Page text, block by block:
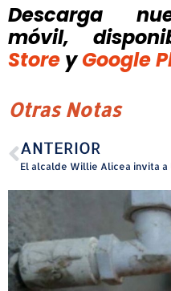
Descarga
móvil,
Store y Google
Otras Notas
ANTERIOR